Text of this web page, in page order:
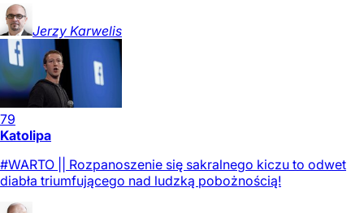
Jerzy Karwelis
79
Katolipa
#WARTO || Rozpanoszenie się sakralnego kiczu to odwet
diabła triumfującego nad ludzką pobożnością!